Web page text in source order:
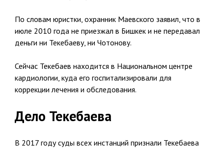
По словам юристки, охранник Маевского заявил, что в
июле 2010 года не приезжал в Бишкек и не передавал
деньги ни Текебаеву, ни Чотонову.
Сейчас Текебаев находится в Национальном центре
кардиологии, куда его госпитализировали для
коррекции лечения и обследования.
Дело Текебаева
В 2017 году суды всех инстанций признали Текебаева